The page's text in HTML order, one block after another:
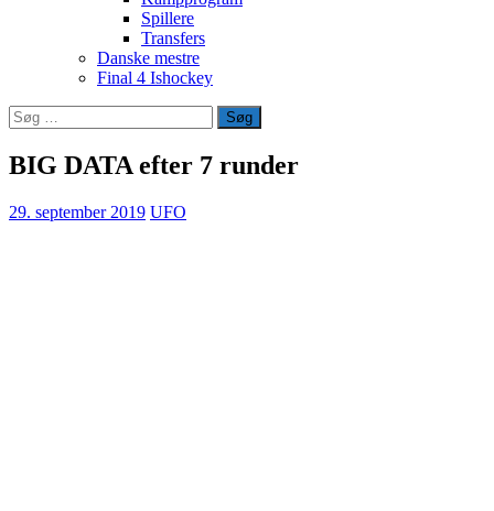
Spillere
Transfers
Danske mestre
Final 4 Ishockey
Søg
efter:
BIG DATA efter 7 runder
29. september 2019 UFO